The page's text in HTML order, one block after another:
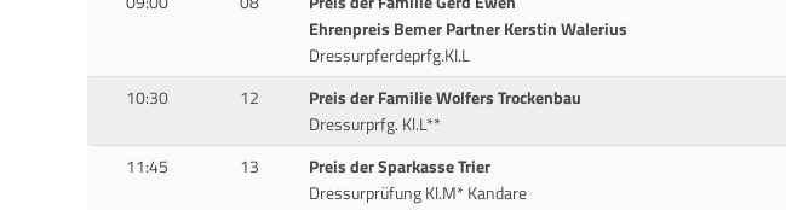
Ehrenpreis Bemer Partner Kerstin Walerius
Dressurpferdeprfg.Kl.L
10:30 12
Preis der Familie Wolfers Trockenbau
Dressurprfg. Kl.L**
11:45 13
Preis der Sparkasse Trier
Dressurprüfung Kl.M* Kandare